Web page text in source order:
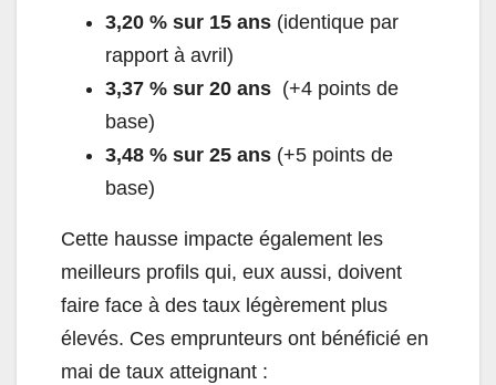
3,20 % sur 15 ans (identique par
rapport à avril)
3,37 % sur 20 ans (+4 points de
base)
3,48 % sur 25 ans (+5 points de
base)
Cette hausse impacte également les
meilleurs profils qui, eux aussi, doivent
faire face à des taux légèrement plus
élevés. Ces emprunteurs ont bénéficié en
mai de taux atteignant :